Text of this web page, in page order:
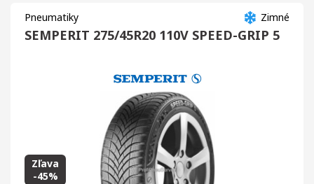
Zimné
Pneumatiky
SEMPERIT 275/45R20 110V SPEED-GRIP 5
Zľava
-45%